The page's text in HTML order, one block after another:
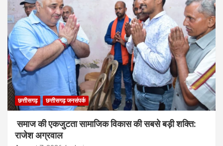
छत्तीसगढ़ छत्तीसगढ़ जनसंपर्क
समाज की एकजुटता सामाजिक विकास की सबसे बड़ी शक्ति:
राजेश अग्रवाल